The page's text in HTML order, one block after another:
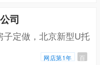
司
定做，北京新型U托
网店第1年 百